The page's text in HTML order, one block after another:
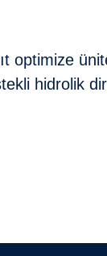
optimize
hidrolik